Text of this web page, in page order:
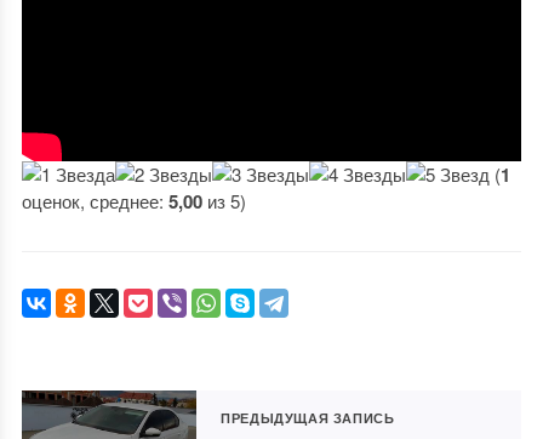
(1
оценок, среднее: 5,00из 5)
ПРЕДЫДУЩАЯ ЗАПИСЬ